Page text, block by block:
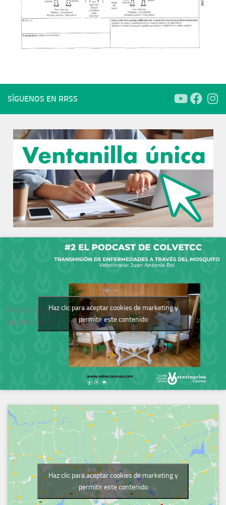
SÍGUENOS EN RRSS
Podcast del Colegio
de Veterinarios
Haz clic para aceptar cookies de marketing y
permitir este contenido
Haz clic para aceptar cookies de marketing y
permitir este contenido